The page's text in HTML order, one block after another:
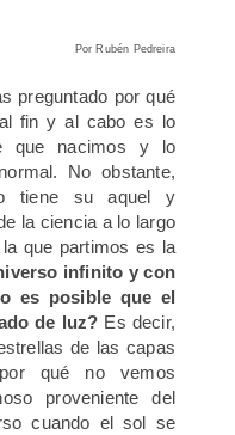
Por Rubén Pedreira
preguntado por qué
fin y al cabo es lo
que nacimos y lo
No obstante,
tiene su aquel y
la ciencia a lo largo
que partimos es la
infinito y con
es posible que el
de luz? Es decir,
de las capas
qué no vemos
proveniente del
cuando el sol se